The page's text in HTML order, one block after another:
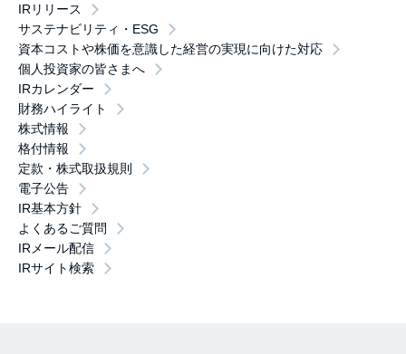
IRリリース
サステナビリティ・ESG
資本コストや株価を意識した経営の実現に向けた対応
個人投資家の皆さまへ
IRカレンダー
財務ハイライト
株式情報
格付情報
定款・株式取扱規則
電子公告
IR基本方針
よくあるご質問
IRメール配信
IRサイト検索